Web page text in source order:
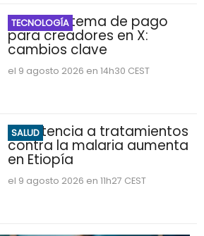
TECNOLOGÍA
Nuevo sistema de pago
para creadores en X:
cambios clave
el 9 agosto 2026 en 14h30 CEST
SALUD
Resistencia a tratamientos
contra la malaria aumenta
en Etiopía
el 9 agosto 2026 en 11h27 CEST